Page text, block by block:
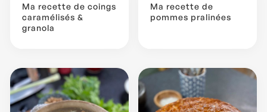
Ma recette de coings
caramélisés &
granola
Ma recette de
pommes pralinées